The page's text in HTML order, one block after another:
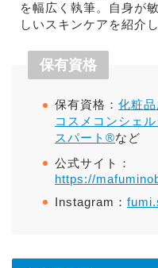
を幅広く執筆。自身が
しいスキンケアを紹介
保有資格
保有資格： 化粧
コスメコンシェ
スパート®など
公式サイト：
https://
Instagram：